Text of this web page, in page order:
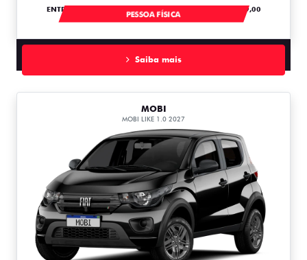
ENTRADA DE R$ 54.967,04 +30 PARCELAS DE R$ 1.379,00
PESSOA FÍSICA
Saiba mais
MOBI
MOBI LIKE 1.0 2027